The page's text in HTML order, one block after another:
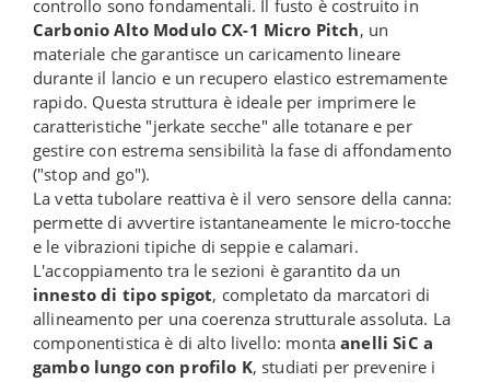
controllo sono fondamentali. Il fusto è costruito in
Carbonio Alto Modulo CX-1 Micro Pitch, un
materiale che garantisce un caricamento lineare
durante il lancio e un recupero elastico estremamente
rapido. Questa struttura è ideale per imprimere le
caratteristiche "jerkate secche" alle totanare e per
gestire con estrema sensibilità la fase di affondamento
("stop and go").
La vetta tubolare reattiva è il vero sensore della canna:
permette di avvertire istantaneamente le micro-tocche
e le vibrazioni tipiche di seppie e calamari.
L'accoppiamento tra le sezioni è garantito da un
innesto di tipo spigot, completato da marcatori di
allineamento per una coerenza strutturale assoluta. La
componentistica è di alto livello: montaanelli SiC a
gambo lungo con profilo K, studiati per prevenire i